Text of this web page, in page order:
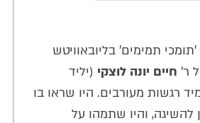
תמימים' בליובאוויטש
ר' חיים יונה לוצקי (יליד
רגשות מעורבים. היו שראו בו
להשיגה, והיו שתמהו על